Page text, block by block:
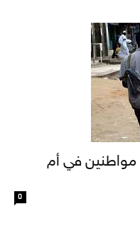
في أم
0